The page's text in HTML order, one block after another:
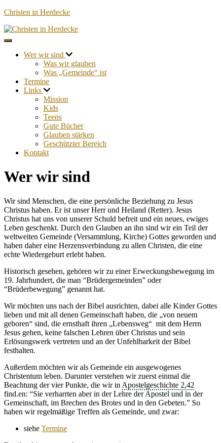
Christen in Herdecke
Navigation umschalten
Wer wir sind
Was wir glauben
Was „Gemeinde“ ist
Termine
Links
Mission
Kids
Teens
Gute Bücher
Glauben stärken
Geschützter Bereich
Kontakt
Wer wir sind
Wir sind Menschen, die eine persönliche Beziehung zu Jesus
Christus haben. Er ist unser Herr und Heiland (Retter). Jesus
Christus hat uns von unserer Schuld befreit und ein neues, ewiges
Leben geschenkt. Durch den Glauben an ihn sind wir ein Teil der
weltweiten Gemeinde (Versammlung, Kirche) Gottes geworden und
haben daher eine Herzensverbindung zu allen Christen, die eine
echte Wiedergeburt erlebt haben.
Historisch gesehen, gehören wir zu einer Erweckungsbewegung im
19. Jahrhundert, die man “Brüdergemeinden” oder
“Brüderbewegung” genannt hat.
Wir möchten uns nach der Bibel ausrichten, dabei alle Kinder Gottes
lieben und mit all denen Gemeinschaft haben, die „von neuem
geboren“ sind, die ernsthaft ihren „Lebensweg“ mit dem Herrn
Jesus gehen, keine falschen Lehren über Christus und sein
Erlösungswerk vertreten und an der Unfehlbarkeit der Bibel
festhalten.
Außerdem möchten wir als Gemeinde ein ausgewogenes
Christentum leben. Darunter verstehen wir zuerst einmal die
Beachtung der vier Punkte, die wir in Apostelgeschichte 2,42
find.en: “Sie verharrten aber in der Lehre der Apostel und in der
Gemeinschaft, im Brechen des Brotes und in den Gebeten.” So
haben wir regelmäßige Treffen als Gemeinde, und zwar:
siehe Termine